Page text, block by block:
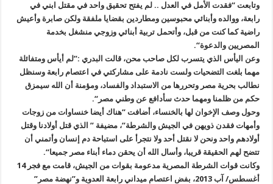
وتابعت “فقدت الأمل في العدل .. لم يفتح تحقيق واحد في مقتل ابني في
رابعة، ووالده وأبنائي محبوسين ومطاردين بقضايا ملفقة ولكن صابرة وأعيش
راضية كما كنت من قبل، وأتحمل تربية أبنائي وزوجي منشغل بخدمة
المصريين والدعوة“.
وعن اليأس الذي يتسرب لكل صاحب محن، قالت البدري :”لم أيأس ومتفائلة
مهما بلغت التضحيات ولست نادمة على مشاركتي في اعتصام رابعة وسنظل
نطالب بحرية مصر وتحررها من الاستبداد والفساد، ومؤمنة أن الله سيمزق
حكم من ظلمنا ومهما حدث سأدافع عن وطني مصر“.
وحول وصف الإخوان لها بالخنساء، أضافت “هناك أيضا خنساوات من زوجات
وأمهات فقدن ذويهن في الجيش والشرطة”، مضيفة ” الذي قتل أولادنا وقتل
أولادهم واحد ونحن لا نقتل أحد ولا نتجرأ على استباحة دم إنسان وأتمني أن
تتضح لهم الحقيقة قريبا، وأسال الله أن يحقن دماء أبناء مصر جميعا“.
وكانت قوات الشرطة المصرية مدعومة بقوات من الجيش، قامت مع فجر 14
أغسطس/
آب 2013، بفض اعتصام ميداني رابعة العدوية و”نهضة مصر”